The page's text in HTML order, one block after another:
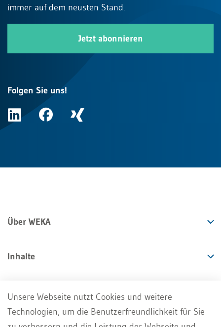
immer auf dem neusten Stand.
Jetzt abonnieren
Folgen Sie uns!
Über WEKA
Inhalte
Angebote
Unsere Webseite nutzt Cookies und weitere
Technologien, um die Benutzerfreundlichkeit für Sie